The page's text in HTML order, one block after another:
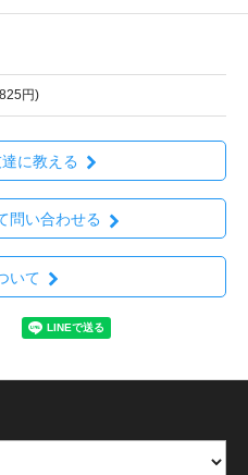
円)
に教える
問い合わせる
いて